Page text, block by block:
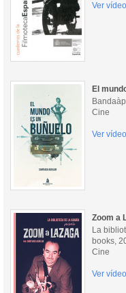
Ver vídeo
El
Cine
Ver vídeo
Zoom a
La
books,
Cine
Ver vídeo